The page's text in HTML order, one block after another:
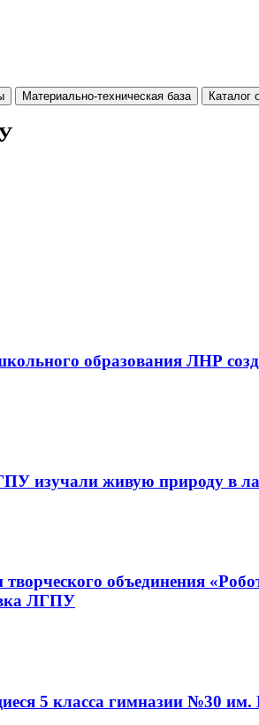
Материально-техническая база Каталог
образования ЛНР
изучали живую природу в
объединения
ЛГПУ
5 класса гимназии №30